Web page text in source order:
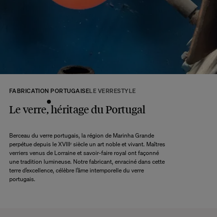
tous les produits seront disponibles.
A ce délai s’ajoute le délai d’acheminement de notre entrepôt à votre domicile
Commandez sans crainte. Les retours sont acceptés dans les 14 jours
maximum de 10 jours après réception et vérification de l’article de notre côté.
Une question ?
Consultez notreFAQ
CONSULTER
FABRICATION PORTUGAISELE VERRESTYLE
Le verre, héritage du Portugal
Berceau du verre portugais, la région de Marinha Grande
perpétue depuis le XVIIIᵉ siècle un art noble et vivant. Maîtres
verriers venus de Lorraine et savoir-faire royal ont façonné
une tradition lumineuse. Notre fabricant, enraciné dans cette
terre d’excellence, célèbre l’âme intemporelle du verre
portugais.